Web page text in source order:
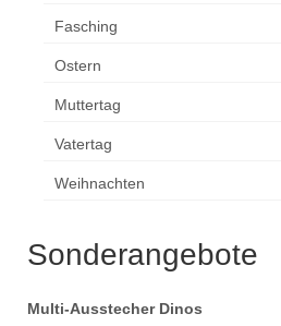
Fasching
Ostern
Muttertag
Vatertag
Weihnachten
Sonderangebote
Multi-Ausstecher Dinos